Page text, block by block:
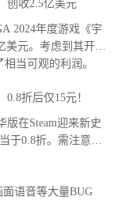
收2.5亿美元
2024年度游戏《宇
美元。考虑到其开发
当可观的利润。
折后仅15元！
在Steam迎来新史
于0.8折。需注意，
语音等大量BUG